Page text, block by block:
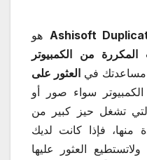
هو
من الكمبيوتر
مساعدتك في العثور على
سواء صور أو
تشغل حيز كبير من
منها، فإذا كانت لديك
العثور عليها